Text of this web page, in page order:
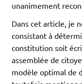
unanimement
Dans cet article, je
consistant à
constitution soit
assemblée de
modèle optimal de